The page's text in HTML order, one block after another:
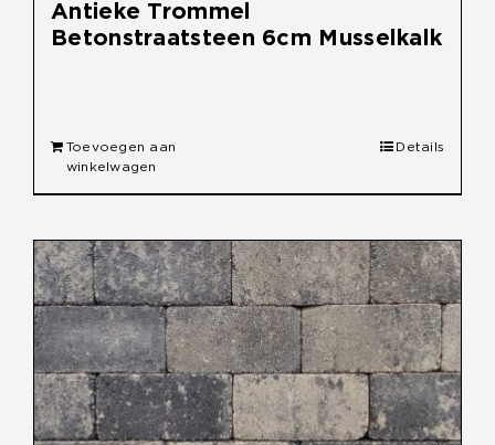
Antieke Trommel
Betonstraatsteen 6cm Musselkalk
Toevoegen aan
winkelwagen
Details